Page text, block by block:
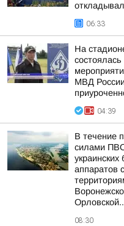
06:33
На
МВД
04:39
В течение
силами
аппаратов
08:30